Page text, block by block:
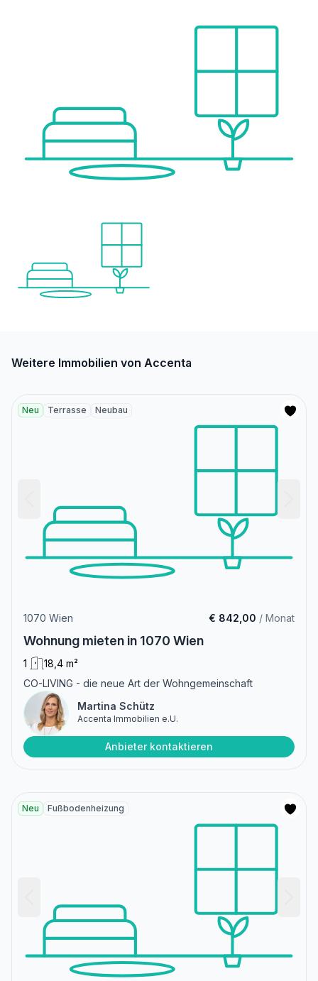
Weitere Immobilien von Accenta
Neu Terrasse Neubau
1070 Wien € 842,00 / Monat
Wohnung mieten in 1070 Wien
1
18,4 m²
CO-LIVING - die neue Art der Wohngemeinschaft
Martina Schütz
Accenta Immobilien e.U.
Anbieter kontaktieren
Neu Fußbodenheizung